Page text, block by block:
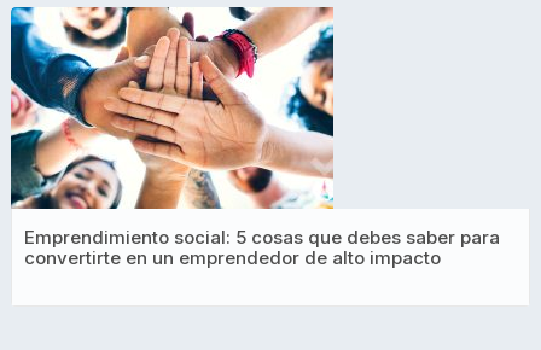
Emprendimiento social: 5 cosas que debes saber para
convertirte en un emprendedor de alto impacto